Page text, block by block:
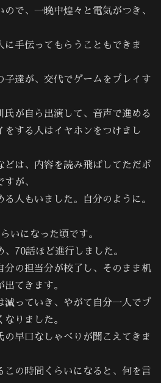
で、一晩中煌々と電気がつき、
に手伝ってもらうこともできま
子達が、交代でゲームをプレイす
氏が自ら出演して、音声で進める
をする人はイヤホンをつけまし
どは、内容を読み飛ばしてただボ
が、
人もいました。自分のように。
いになった頃です。
70話ほど進行しました。
分の担当分が校了し、そのまま机
てきます。
減っていき、やがて自分一人でプ
りました。
の早口なしゃべりが聞こえてきま
この時間くらいになると、何を言